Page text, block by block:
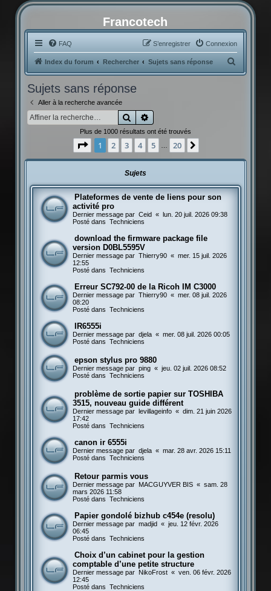
Francotech
FAQ Connexion
S’enregistrer
Index du forum Rechercher Sujets sans réponse
e
h
Sujets sans réponse
Aller à la recherche avancée
Rechercher
Plus de 1000 résultats ont été trouvés
Page 1sur20
1 2 3 4 5 20
Sujets
Plateformes de vente de liens pour son
activité pro
Dernier message par Ceid « lun. 20 juil. 2026 09:38
Posté dans Techniciens
download the firmware package file
version D0BL5595V
Dernier message par Thierry90 « mer. 15 juil. 2026
12:55
Posté dans Techniciens
Erreur SC792-00 de la Ricoh IM C3000
Dernier message par Thierry90 « mer. 08 juil. 2026
08:20
Posté dans Techniciens
IR6555i
Dernier message par djela « mer. 08 juil. 2026 00:05
Posté dans Techniciens
epson stylus pro 9880
Dernier message par ping « jeu. 02 juil. 2026 08:52
Posté dans Techniciens
problème de sortie papier sur TOSHIBA
3515, nouveau guide différent
Dernier message par levillageinfo « dim. 21 juin 2026
17:42
Posté dans Techniciens
canon ir 6555i
Dernier message par djela « mar. 28 avr. 2026 15:11
Posté dans Techniciens
Retour parmis vous
Dernier message par MACGUYVER BIS « sam. 28
mars 2026 11:58
Posté dans Techniciens
Papier gondolé bizhub c454e (resolu)
Dernier message par madjid « jeu. 12 févr. 2026
06:45
Posté dans Techniciens
Choix d’un cabinet pour la gestion
comptable d’une petite structure
Dernier message par NikoFrost « ven. 06 févr. 2026
12:45
Posté dans Techniciens